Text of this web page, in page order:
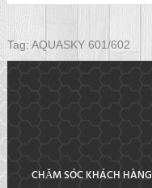
Tag: AQUASKY 601/602
CHĂM SÓC KHÁCH HÀNG